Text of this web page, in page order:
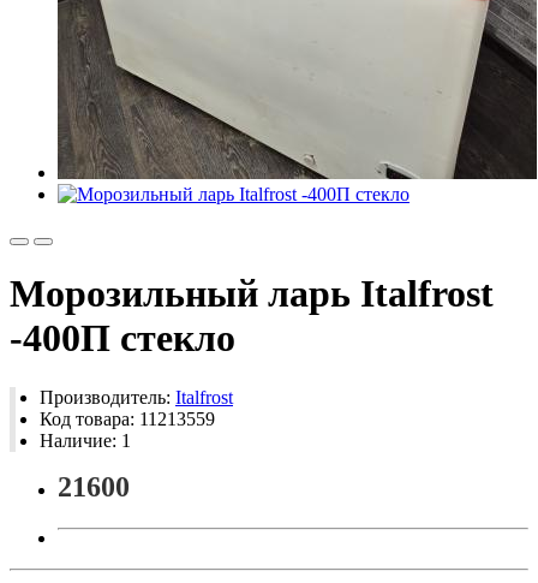
Морозильный ларь Italfrost
-400П стекло
Производитель: Italfrost
Код товара: 11213559
Наличие: 1
21600